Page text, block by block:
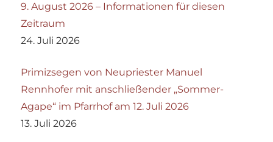
9. August 2026 – Informationen für diesen
Zeitraum
24. Juli 2026
Primizsegen von Neupriester Manuel
Rennhofer mit anschließender „Sommer-
Agape“ im Pfarrhof am 12. Juli 2026
13. Juli 2026